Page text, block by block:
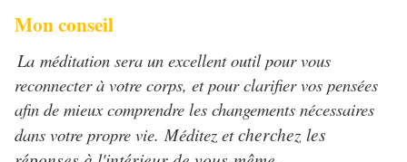
Mon conseil
La méditation sera un excellent outil pour vous
reconnecter à votre corps, et pour clarifier vos pensées
afin de mieux comprendre les changements nécessaires
dans votre propre vie. Méditez etcherchez les